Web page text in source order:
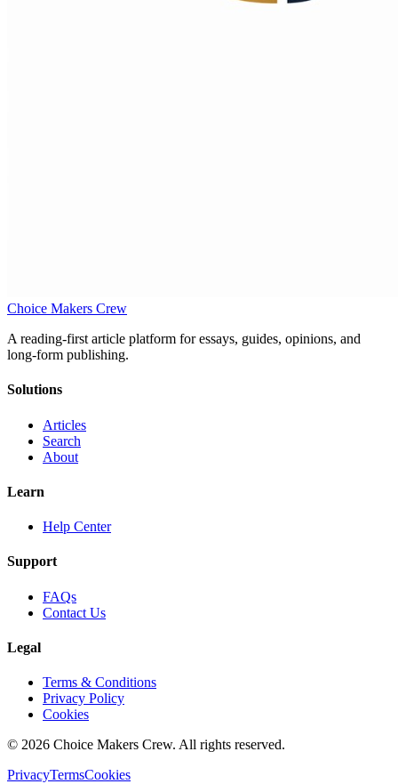
Choice Makers Crew
A reading-first article platform for essays, guides, opinions, and
long-form publishing.
Solutions
Articles
Search
About
Learn
Help Center
Support
FAQs
Contact Us
Legal
Terms & Conditions
Privacy Policy
Cookies
© 2026 Choice Makers Crew. All rights reserved.
PrivacyTermsCookies